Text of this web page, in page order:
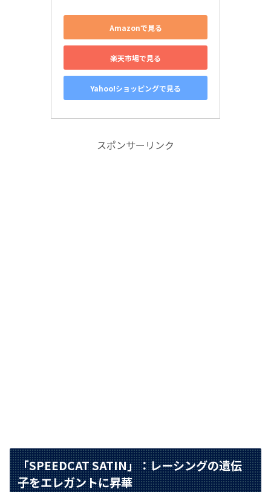
Amazonで見る
楽天市場で見る
Yahoo!ショッピングで見る
スポンサーリンク
「SPEEDCAT SATIN」：レーシングの遺伝
子をエレガントに昇華